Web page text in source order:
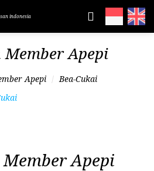
indonesia
Apepi
Apepi
Bea-Cukai
Apepi